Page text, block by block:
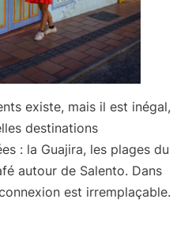
existe, mais il est inégal,
destinations
: la Guajira, les plages du
autour de Salento. Dans
est irremplaçable.